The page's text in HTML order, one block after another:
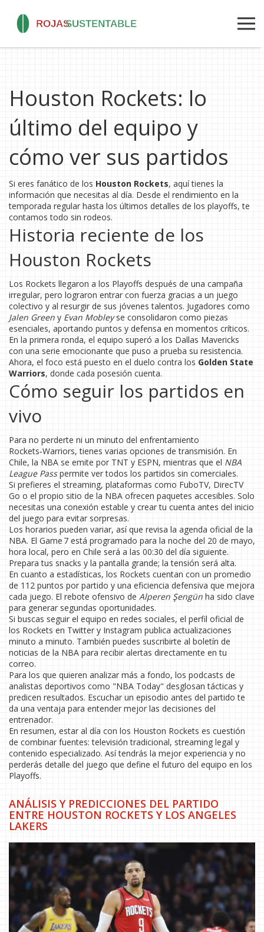
Houston Rockets: lo
último del equipo y
cómo ver sus partidos
Si eres fanático de los Houston Rockets, aquí tienes la
información que necesitas al día. Desde el rendimiento en la
temporada regular hasta los últimos detalles de los playoffs, te
contamos todo sin rodeos.
Historia reciente de los
Houston Rockets
Los Rockets llegaron a los Playoffs después de una campaña
irregular, pero lograron entrar con fuerza gracias a un juego
colectivo y al resurgir de sus jóvenes talentos. Jugadores como
Jalen Green y Evan Mobleyse consolidaron como piezas
esenciales, aportando puntos y defensa en momentos críticos.
En la primera ronda, el equipo superó a los Dallas Mavericks
con una serie emocionante que puso a prueba su resistencia.
Ahora, el foco está puesto en el duelo contra los Golden State
Warriors, donde cada posesión cuenta.
Cómo seguir los partidos en
vivo
Para no perderte ni un minuto del enfrentamiento
Rockets‑Warriors, tienes varias opciones de transmisión. En
Chile, la NBA se emite por TNT y ESPN, mientras que el NBA
League Passpermite ver todos los partidos sin comerciales.
Si prefieres el streaming, plataformas como FuboTV, DirecTV
Go o el propio sitio de la NBA ofrecen paquetes accesibles. Solo
necesitas una conexión estable y crear tu cuenta antes del inicio
del juego para evitar sorpresas.
Los horarios pueden variar, así que revisa la agenda oficial de la
NBA. El Game 7 está programado para la noche del 20 de mayo,
hora local, pero en Chile será a las 00:30 del día siguiente.
Prepara tus snacks y la pantalla grande; la tensión será alta.
En cuanto a estadísticas, los Rockets cuentan con un promedio
de 112 puntos por partido y una eficiencia defensiva que mejora
cada juego. El rebote ofensivo de Alperen Şengün ha sido clave
para generar segundas oportunidades.
Si buscas seguir el equipo en redes sociales, el perfil oficial de
los Rockets en Twitter y Instagram publica actualizaciones
minuto a minuto. También puedes suscribirte al boletín de
noticias de la NBA para recibir alertas directamente en tu
correo.
Para los que quieren analizar más a fondo, los podcasts de
analistas deportivos como "NBA Today" desglosan tácticas y
predicen resultados. Escuchar un episodio antes del partido te
da una ventaja para entender mejor las decisiones del
entrenador.
En resumen, estar al día con los Houston Rockets es cuestión
de combinar fuentes: televisión tradicional, streaming legal y
contenido especializado. Así tendrás la mejor experiencia y no
perderás detalle del juego que define el futuro del equipo en los
Playoffs.
ANÁLISIS Y PREDICCIONES DEL PARTIDO
ENTRE HOUSTON ROCKETS Y LOS ANGELES
LAKERS